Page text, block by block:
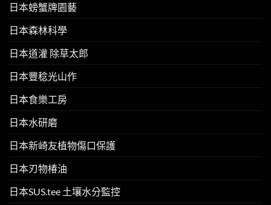
日本螃蟹牌園藝
日本森林科學
日本道灌 除草太郎
日本豐稔光山作
日本食樂工房
日本水研磨
日本新崎友植物傷口保護
日本刃物椿油
日本SUS.tee 土壤水分監控